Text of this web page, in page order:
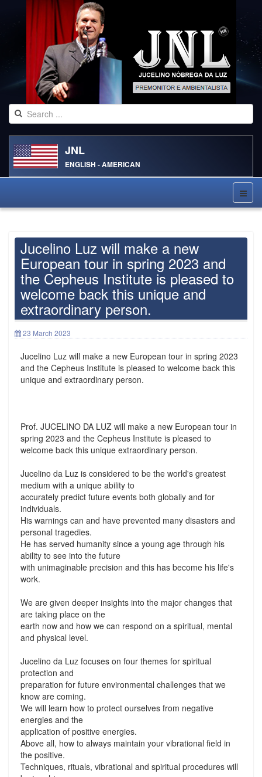
JNL
ENGLISH - AMERICAN
Jucelino Luz will make a new
European tour in spring 2023 and
the Cepheus Institute is pleased to
welcome back this unique and
extraordinary person.
23 March 2023
Jucelino Luz will make a new European tour in spring 2023
and the Cepheus Institute is pleased to welcome back this
unique and extraordinary person.
Prof. JUCELINO DA LUZ will make a new European tour in
spring 2023 and the Cepheus Institute is pleased to
welcome back this unique extraordinary person.
Jucelino da Luz is considered to be the world's greatest
medium with a unique ability to
accurately predict future events both globally and for
individuals.
His warnings can and have prevented many disasters and
personal tragedies.
He has served humanity since a young age through his
ability to see into the future
with unimaginable precision and this has become his life's
work.
We are given deeper insights into the major changes that
are taking place on the
earth now and how we can respond on a spiritual, mental
and physical level.
Jucelino da Luz focuses on four themes for spiritual
protection and
preparation for future environmental challenges that we
know are coming.
We will learn how to protect ourselves from negative
energies and the
application of positive energies.
Above all, how to always maintain your vibrational field in
the positive.
Techniques, rituals, vibrational and spiritual procedures will